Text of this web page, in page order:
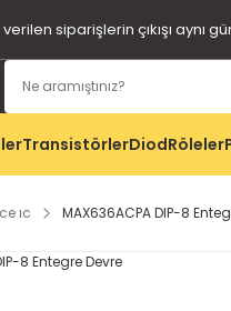
siparişlerin çıkışı aynı
TransistörlerDiodRöleler
ıc MAX636ACPA DIP-8